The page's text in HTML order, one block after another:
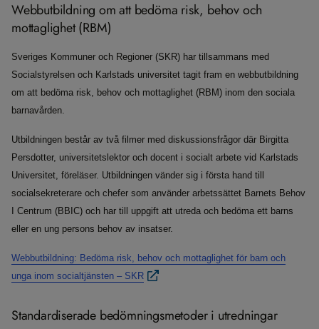
Webbutbildning om att bedöma risk, behov och
mottaglighet (RBM)
Sveriges Kommuner och Regioner (SKR) har tillsammans med
Socialstyrelsen och Karlstads universitet tagit fram en webbutbildning
om att bedöma risk, behov och mottaglighet (RBM) inom den sociala
barnavården.
Utbildningen består av två filmer med diskussionsfrågor där Birgitta
Persdotter, universitetslektor och docent i socialt arbete vid Karlstads
Universitet, föreläser. Utbildningen vänder sig i första hand till
socialsekreterare och chefer som använder arbetssättet Barnets Behov
I Centrum (BBIC) och har till uppgift att utreda och bedöma ett barns
eller en ung persons behov av insatser.
Webbutbildning: Bedöma risk, behov och mottaglighet för barn och
unga inom socialtjänsten – SKR
Standardiserade bedömningsmetoder i utredningar